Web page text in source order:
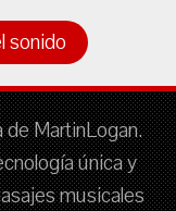
sonido
MartinLogan.
única y
musicales